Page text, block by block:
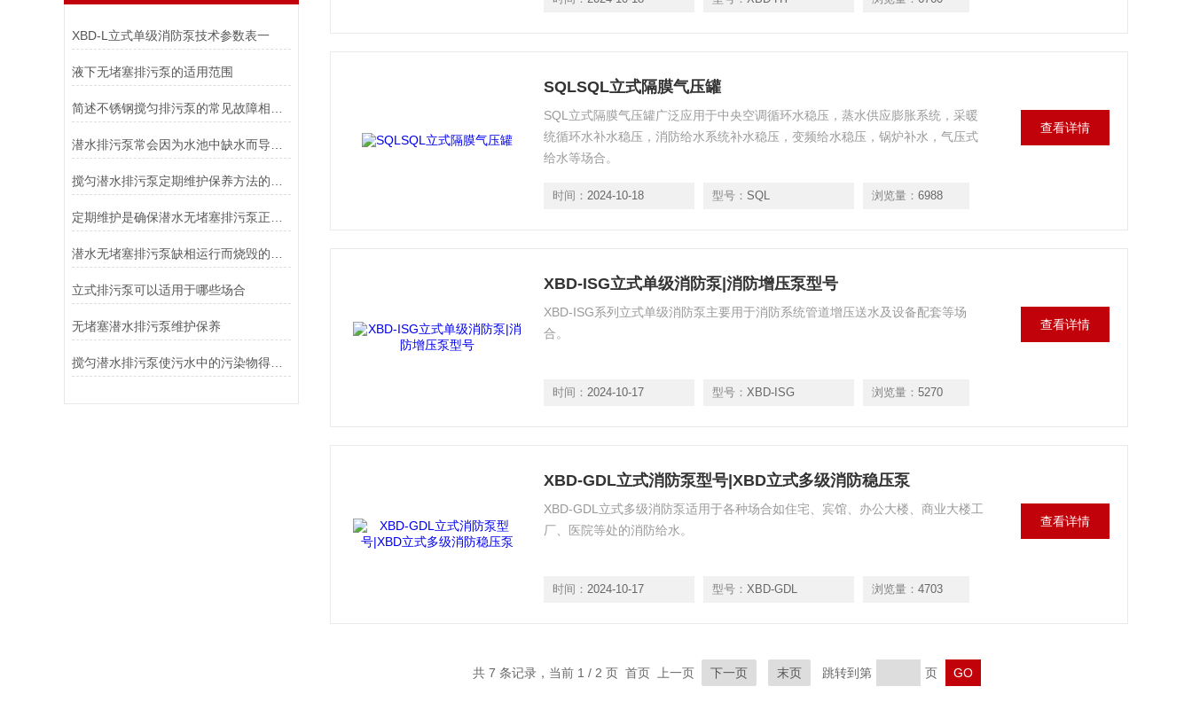
XBD-L立式单级消防泵技术参数表一
液下无堵塞排污泵的适用范围
立式排污泵可以适用于哪些场合
无堵塞潜水排污泵维护保养
搅匀潜水排污泵使污水中的污染物得到更好的分离和去除
SQLSQL立式隔膜气压罐
SQL立式隔膜气压罐广泛应用于中央空调循环水稳压，蒸水供应膨胀系统，采暖
统循环水补水稳压，消防给水系统补水稳压，变频给水稳压，锅炉补水，气压式
给水等场合。
时间： 2024-10-18 型号： SQL 浏览量： 6988
查看详情
XBD-ISG立式单级消防泵|消防增压泵型号
XBD-ISG系列立式单级消防泵主要用于消防系统管道增压送水及设备配套等场
合。
时间： 2024-10-17 型号： XBD-ISG 浏览量： 5270
查看详情
XBD-GDL立式消防泵型号|XBD立式多级消防稳压泵
XBD-GDL立式多级消防泵适用于各种场合如住宅、宾馆、办公大楼、商业大楼工
厂、医院等处的消防给水。
时间： 2024-10-17 型号： XBD-GDL 浏览量： 4703
查看详情
共 7 条记录，当前 1 / 2 页 首页 上一页 下一页 末页 跳转到第 页